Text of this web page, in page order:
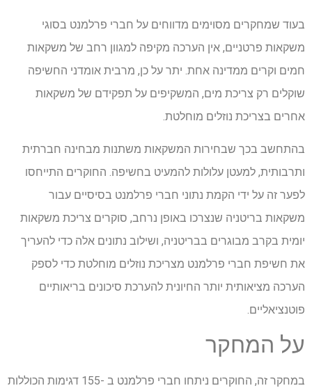
בעוד שמחקרים מסוימים מדווחים על חברי פרלמנט בסוגי
משקאות פרטניים, אין הערכה מקיפה למגוון רחב של משקאות
חמים וקרים ממדינה אחת. יתר על כן, מרבית אומדני החשיפה
שוקלים רק צריכת מים, המשקיפים על תפקידם של משקאות
אחרים בצריכת נוזלים מוחלטת.
בהתחשב בכך שבחירות המשקאות משתנות מבחינה חברתית
ותרבותית, למעטן עלולות להמעיט בחשיפה. החוקרים התייחסו
לפער זה על ידי הקמת נתוני חברי פרלמנט בסיסיים עבור
משקאות בריטניה שנצרכו באופן נרחב, סוקרים צריכת משקאות
יומית בקרב מבוגרים בבריטניה, ושילוב נתונים אלה כדי להעריך
את חשיפת חברי פרלמנט מצריכת נוזלים מוחלטת כדי לספק
הערכה מציאותית יותר החיונית להערכת סיכונים בריאותיים
פוטנציאליים.
על המחקר
במחקר זה, החוקרים ניתחו חברי פרלמנט ב -155 דגימות הכוללות